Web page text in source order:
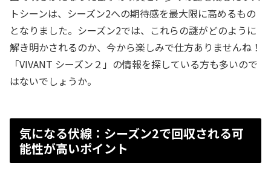
トシーンは、シーズン2への期待感を最大限に高めるもの
となりました。シーズン2では、これらの謎がどのように
解き明かされるのか、今から楽しみで仕方ありませんね！
「VIVANT シーズン２」の情報を探している方も多いので
はないでしょうか。
気になる伏線：シーズン2で回収される可
能性が高いポイント